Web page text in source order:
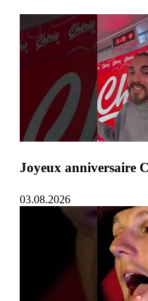
Joyeux anniversaire
03.08.2026